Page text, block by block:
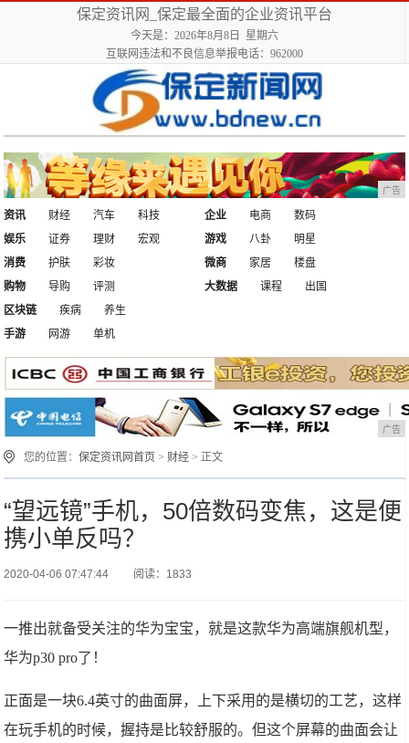
保定资讯网_保定最全面的企业资讯平台
今天是：2026年8月8日 星期六
互联网违法和不良信息举报电话：962000
广告
资讯 财经 汽车
科技
娱乐
证券 理财 宏观
企业 电商
数码
游戏
八卦
明星
消费
护肤
彩妆
购物
导购 评测
微商 家居
楼盘
大数据
课程
出国
区块链
疾病
养生
手游
网游 单机
广告
您的位置：保定资讯网首页 > 财经 > 正文
“望远镜”手机，50倍数码变焦，这是便
携小单反吗？
2020-04-06 07:47:44 阅读：1833
一推出就备受关注的华为宝宝，就是这款华为高端旗舰机型，
华为p30 pro了！
正面是一块6.4英寸的曲面屏，上下采用的是横切的工艺，这样
在玩手机的时候，握持是比较舒服的。但这个屏幕的曲面会让